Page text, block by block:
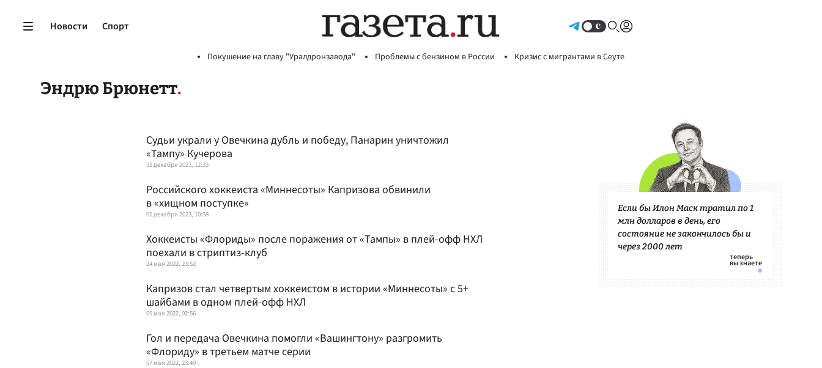
Новости Спорт
Покушение на главу "Уралдронзавода" Проблемы с бензином в России Кризис с мигрантами в Сеуте
Эндрю Брюнетт
Судьи украли у Овечкина дубль и победу, Панарин уничтожил
«Тампу» Кучерова
31 декабря 2023, 12:33
Российского хоккеиста «Миннесоты» Капризова обвинили
в «хищном поступке»
01 декабря 2023, 10:38
Хоккеисты «Флориды» после поражения от «Тампы» в плей-офф НХЛ
поехали в стриптиз-клуб
24 мая 2022, 23:52
Капризов стал четвертым хоккеистом в истории «Миннесоты» с 5+
шайбами в одном плей-офф НХЛ
09 мая 2022, 02:56
Гол и передача Овечкина помогли «Вашингтону» разгромить
«Флориду» в третьем матче серии
07 мая 2022, 23:49
Если бы Илон Маск тратил по 1
млн долларов в день, его
состояние не закончилось бы и
через 2000 лет